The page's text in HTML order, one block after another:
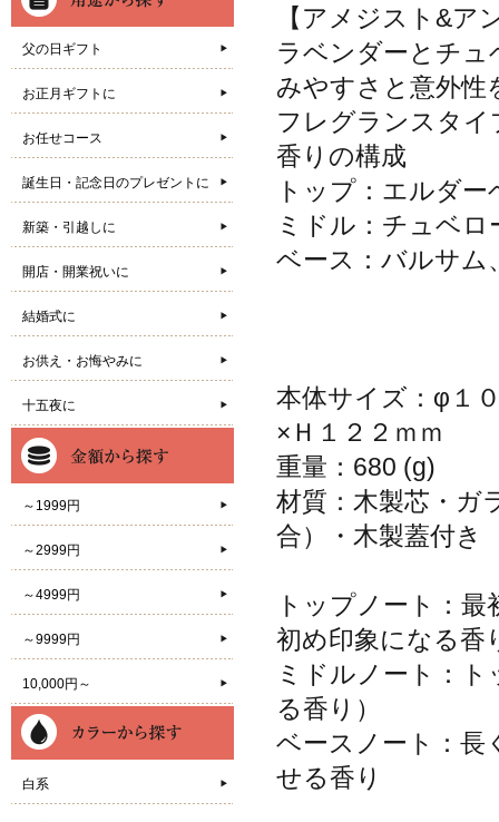
【アメジスト&ア
ラベンダーとチ
みやすさと意外性
フレグランスタイ
香りの構成
トップ：エルダ
ミドル：チュベ
ベース：バルサム
本体サイズ：φ１
×Ｈ１２２ｍｍ
重量：680 (g)
材質：木製芯・ガ
合）・木製蓋付き
トップノート：
初め印象になる香
ミドルノート：
る香り）
ベースノート：長
せる香り
父の日ギフト
お正月ギフトに
お任せコース
誕生日・記念日のプレゼントに
新築・引越しに
開店・開業祝いに
結婚式に
お供え・お悔やみに
十五夜に
～1999円
～2999円
～4999円
～9999円
10,000円～
白系